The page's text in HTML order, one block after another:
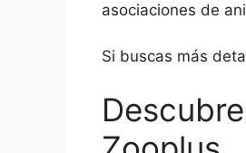
asociaciones de
Si buscas más